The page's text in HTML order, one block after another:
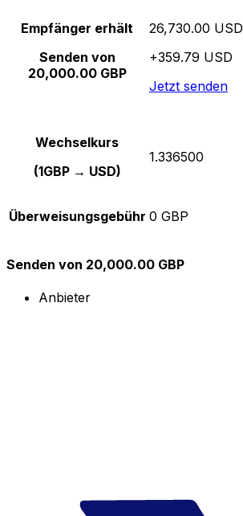
Empfänger erhält
Senden von
20,000.00 GBP
26,730.00 USD
+359.79 USD
Jetzt senden
Wechselkurs
(1GBP → USD)
1.336500
Überweisungsgebühr 0 GBP
Senden von 20,000.00 GBP
Anbieter